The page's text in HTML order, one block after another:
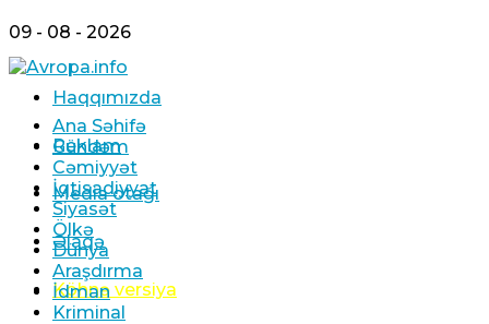
09 - 08 - 2026
Haqqımızda
Reklam
Media otağı
Əlaqə
Köhnə versiya
Ana Səhifə
Gündəm
Cəmiyyət
İqtisadiyyat
Siyasət
Ölkə
Dünya
Araşdırma
İdman
Kriminal